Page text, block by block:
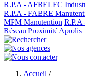
R.P.A - AFRELEC
R.P.A - FABRE
MPM Manutention R.P.A
Réseau Proximité Aprolis
Accueil /